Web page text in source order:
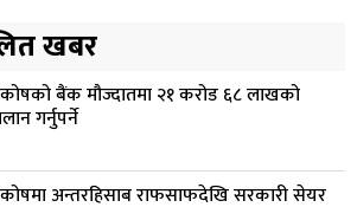
राष्ट्रसेवक कर्मचारीको नयाँ तलबमान
तलब २८ हजार ९८४ रुपैयाँ
निर्माणमा ३ अर्ब १ करोड खर्च, २०८३
खबर
बैंक मौज्दातमा २१ करोड ६८ लाखको
गर्नुपर्ने
अन्तरहिसाब राफसाफदेखि सरकारी सेयर